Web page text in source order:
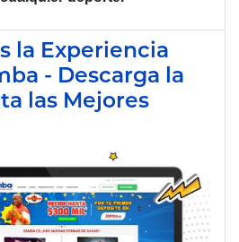
la Experiencia
- Descarga la
las Mejores